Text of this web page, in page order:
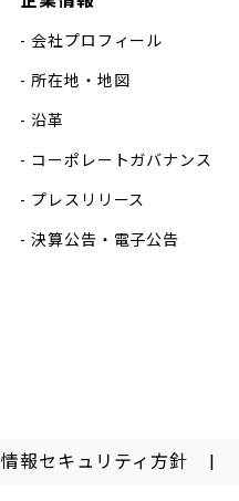
会社プロフィール
所在地・地図
沿革
コーポレートガバナンス
プレスリリース
決算公告・電子公告
情報セキュリティ方針